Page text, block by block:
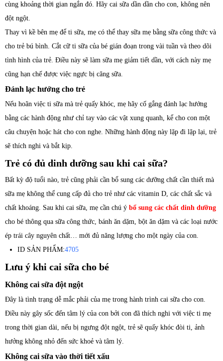
cùng khoảng thời gian ngắn đó. Hãy cai sữa dần dần cho con, không nên
đột ngột.
Thay vì kề bên mẹ để ti sữa, mẹ có thể thay sữa mẹ bằng sữa công thức và
cho trẻ bú bình. Cắt cữ ti sữa của bé gián đoạn trong vài tuần và theo dõi
tình hình của trẻ. Điều này sẽ làm sữa mẹ giảm tiết dần, với cách này mẹ
cũng hạn chế được việc ngực bị căng sữa.
Đánh lạc hướng cho trẻ
Nếu hoãn việc ti sữa mà trẻ quấy khóc, mẹ hãy cố gắng đánh lạc hướng
bằng các hành động như chỉ tay vào các vật xung quanh, kể cho con một
câu chuyện hoặc hát cho con nghe. Những hành động này lặp đi lặp lại, trẻ
sẽ thích nghi và bắt kịp.
Trẻ có đủ dinh dưỡng sau khi cai sữa?
Bất kỳ độ tuổi nào, trẻ cũng phải cần bổ sung các dưỡng chất cần thiết mà
sữa mẹ không thể cung cấp đủ cho trẻ như các vitamin D, các chất sắc và
chất khoáng. Sau khi cai sữa, mẹ cần chú ý bổ sung các chất dinh dưỡng
cho bé thông qua sữa công thức, bánh ăn dặm, bột ăn dặm và các loại nước
ép trái cây nguyên chất… mới đủ năng lượng cho một ngày của con.
ID SẢN PHẨM:4705
Lưu ý khi cai sữa cho bé
Không cai sữa đột ngột
Đây là tình trạng dễ mắc phải của mẹ trong hành trình cai sữa cho con.
Điều này gây sốc đến tâm lý của con bởi con đã thích nghi với việc ti mẹ
trong thời gian dài, nếu bị ngưng đột ngột, trẻ sẽ quấy khóc đòi ti, ảnh
hưởng không nhỏ đến sức khoẻ và tâm lý.
Không cai sữa vào thời tiết xấu